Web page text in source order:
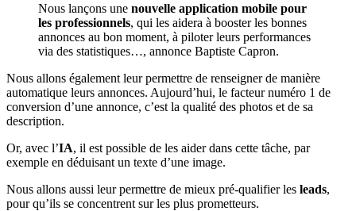
Nous lançons une nouvelle application mobile pour
les professionnels, qui les aidera à booster les bonnes
annonces au bon moment, à piloter leurs performances
via des statistiques…, annonce Baptiste Capron.
Nous allons également leur permettre de renseigner de manière
automatique leurs annonces. Aujourd’hui, le facteur numéro 1 de
conversion d’une annonce, c’est la qualité des photos et de sa
description.
Or, avec l’IA, il est possible de les aider dans cette tâche, par
exemple en déduisant un texte d’une image.
Nous allons aussi leur permettre de mieux pré-qualifier les leads,
pour qu’ils se concentrent sur les plus prometteurs.